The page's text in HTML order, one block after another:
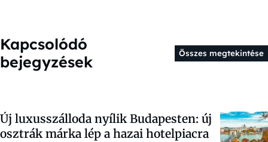
Kapcsolódó
bejegyzések
Összes megtekintése
Új luxusszálloda nyílik Budapesten: új
osztrák márka lép a hazai hotelpiacra